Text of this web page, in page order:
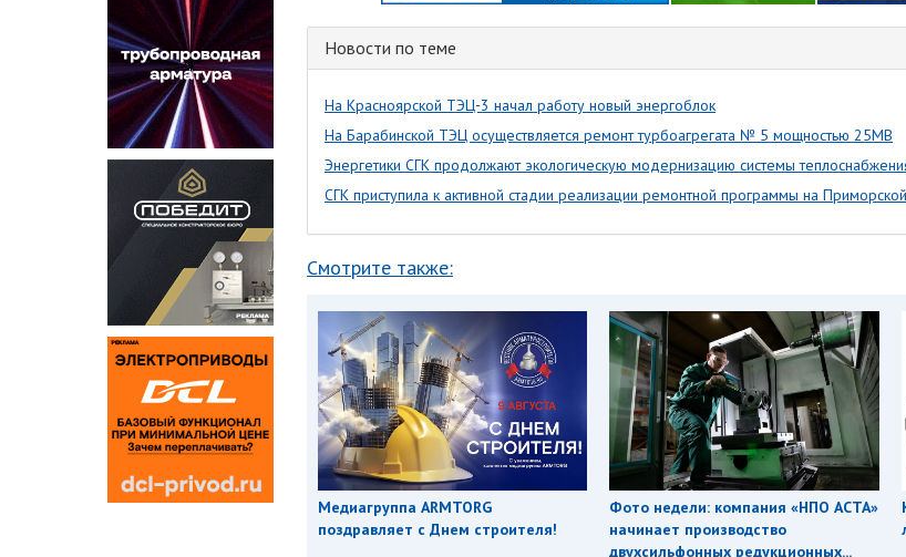
Новости по теме
На Красноярской ТЭЦ‑3 начал работу новый энергоблок
На Барабинской ТЭЦ осуществляется ремонт турбоагрегата № 5 мощностью 25МВ
Энергетики СГК продолжают экологическую модернизацию системы
СГК приступила к активной стадии реализации ремонтной программы на
Смотрите также:
Медиагруппа ARMTORG
поздравляет с Днем строителя!
Фото недели: компания «НПО АСТА»
начинает производство
двухсильфонных редукционных...